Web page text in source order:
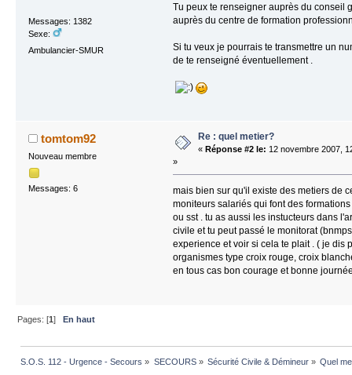
Messages: 1382
Sexe:
Ambulancier-SMUR
Tu peux te renseigner auprès du conseil
auprès du centre de formation
Si tu veux je pourrais te transmettre un
de te renseigné éventuellement .
tomtom92
Nouveau membre
Messages: 6
Re : quel metier?
« Réponse #2 le: 12 novembre 2007,
»
mais bien sur qu'il existe des metiers de
moniteurs salariés qui font des
ou sst . tu as aussi les instucteurs dans
civile et tu peut passé le monitorat
experience et voir si cela te plait . ( je dis
organismes type croix rouge, croix
en tous cas bon courage et bonne
Pages: [1]En haut
S.O.S. 112 - Urgence - Secours » SECOURS» Sécurité Civile & Démineur» Quel